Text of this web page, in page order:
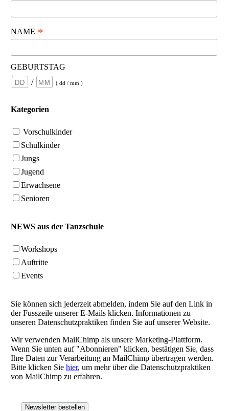
NAME *
GEBURTSTAG
/
( dd / mm )
Kategorien
Vorschulkinder
Schulkinder
Jungs
Jugend
Erwachsene
Senioren
NEWS aus der Tanzschule
Workshops
Auftritte
Events
Sie können sich jederzeit abmelden, indem Sie auf den Link in
der Fusszeile unserer E-Mails klicken. Informationen zu
unseren Datenschutzpraktiken finden Sie auf unserer Website.
Wir verwenden MailChimp als unsere Marketing-Plattform.
Wenn Sie unten auf "Abonnieren" klicken, bestätigen Sie, dass
Ihre Daten zur Verarbeitung an MailChimp übertragen werden.
Bitte klicken Sie hier, um mehr über die Datenschutzpraktiken
von MailChimp zu erfahren.